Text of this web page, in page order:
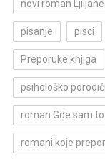
novi roman
pisanje pisci
Preporuke knjiga
psihološko
roman Gde sam
romani koje